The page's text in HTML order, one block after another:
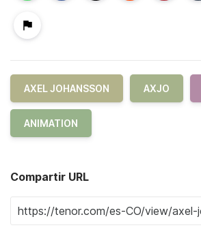
AXEL JOHANSSON AXJO
ANIMATION
Compartir URL